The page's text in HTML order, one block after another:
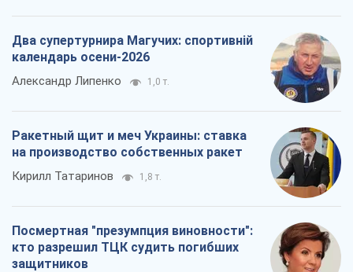
Два супертурнира Магучих: спортивній
календарь осени-2026
Александр Липенко 1,0 т.
Ракетный щит и меч Украины: ставка
на производство собственных ракет
Кирилл Татаринов 1,8 т.
Посмертная "презумпция виновности":
кто разрешил ТЦК судить погибших
защитников